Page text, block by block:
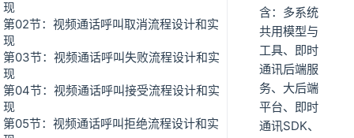
现
第02节：视频通话呼叫取消流程设计和实
现
第03节：视频通话呼叫失败流程设计和实
现
第04节：视频通话呼叫接受流程设计和实
现
第05节：视频通话呼叫拒绝流程设计和实
含：多系统
共用模型与
工具、即时
通讯后端服
务、大后端
平台、即时
通讯SDK、